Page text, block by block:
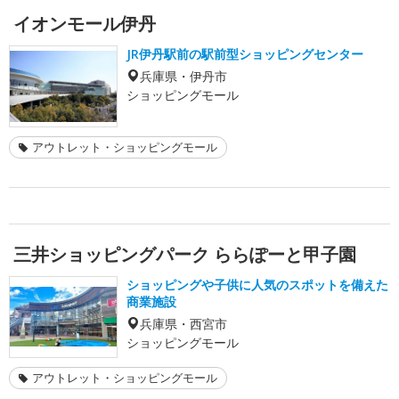
イオンモール伊丹
JR伊丹駅前の駅前型ショッピングセンター
兵庫県・伊丹市
ショッピングモール
アウトレット・ショッピングモール
三井ショッピングパーク ららぽーと甲子園
ショッピングや子供に人気のスポットを備えた
商業施設
兵庫県・西宮市
ショッピングモール
アウトレット・ショッピングモール